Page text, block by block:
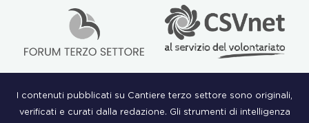
I contenuti pubblicati su Cantiere terzo settore sono originali,
verificati e curati dalla redazione. Gli strumenti di intelligenza